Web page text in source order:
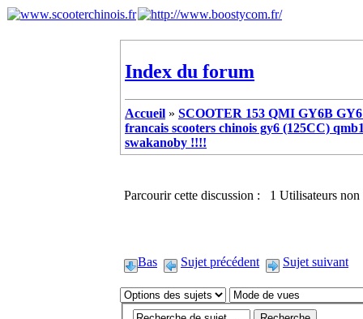
Index du forum
Accueil » SCOOTER 153 QMI GY6B
francais scooters chinois gy6 (125CC)
swakanoby !!!!
Parcourir cette discussion : 1 Utilisateurs non
Bas Sujet précédent Sujet suivant